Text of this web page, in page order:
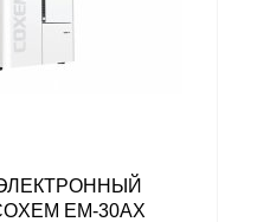
EM-30AX